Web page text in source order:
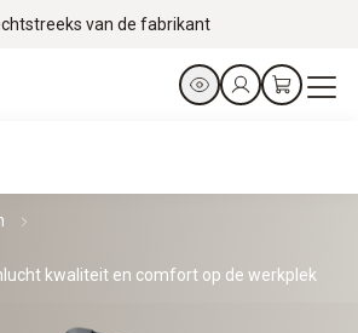
van de fabrikant
kwaliteit en comfort op de werkplek